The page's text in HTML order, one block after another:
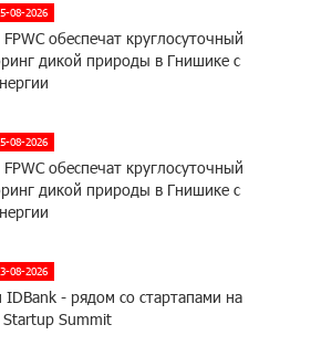
08-2026
обеспечат круглосуточный
дикой природы в Гнишике с
08-2026
обеспечат круглосуточный
дикой природы в Гнишике с
08-2026
IDBank - рядом со стартапами на
Startup Summit